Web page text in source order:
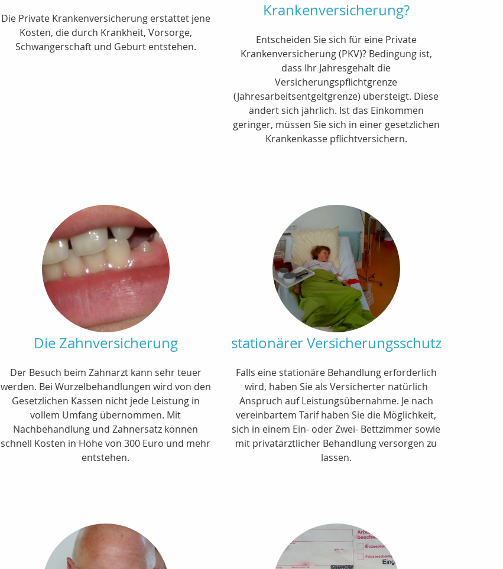
Die Private Krankenversicherung erstattet jene
Kosten, die durch Krankheit, Vorsorge,
Schwangerschaft und Geburt entstehen.
Krankenversicherung?
Entscheiden Sie sich für eine Private
Krankenversicherung (PKV)? Bedingung ist,
dass Ihr Jahresgehalt die
Versicherungspflichtgrenze
(Jahresarbeitsentgeltgrenze) übersteigt. Diese
ändert sich jährlich. Ist das Einkommen
geringer, müssen Sie sich in einer gesetzlichen
Krankenkasse pflichtversichern.
Die Zahnversicherung
Der Besuch beim Zahnarzt kann sehr teuer
werden. Bei Wurzelbehandlungen wird von den
Gesetzlichen Kassen nicht jede Leistung in
vollem Umfang übernommen. Mit
Nachbehandlung und Zahnersatz können
schnell Kosten in Höhe von 300 Euro und mehr
entstehen.
stationärer Versicherungsschutz
Falls eine stationäre Behandlung erforderlich
wird, haben Sie als Versicherter natürlich
Anspruch auf Leistungsübernahme. Je nach
vereinbartem Tarif haben Sie die Möglichkeit,
sich in einem Ein- oder Zwei- Bettzimmer sowie
mit privatärztlicher Behandlung versorgen zu
lassen.